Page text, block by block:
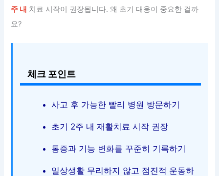
주 내 치료 시작이 권장됩니다. 왜 초기 대응이 중요한 걸까
요?
체크 포인트
사고 후 가능한 빨리 병원 방문하기
초기 2주 내 재활치료 시작 권장
통증과 기능 변화를 꾸준히 기록하기
일상생활 무리하지 않고 점진적 운동하